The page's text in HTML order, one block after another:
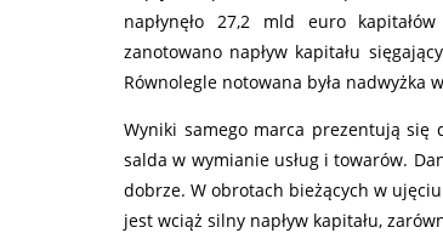
napłynęło 27,2 mld euro
zanotowano napływ kapitału
Równolegle notowana była nadwyżka
Wyniki samego marca prezentują się
salda w wymianie usług i towarów.
dobrze. W obrotach bieżących w
jest wciąż silny napływ kapitału,